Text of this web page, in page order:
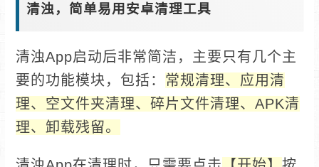
清浊，简单易用安卓清理工具
清浊App启动后非常简洁，主要只有几个主
要的功能模块，包括： 常规清理、应用清
理、空文件夹清理、碎片文件清理、APK清
理、卸载残留。